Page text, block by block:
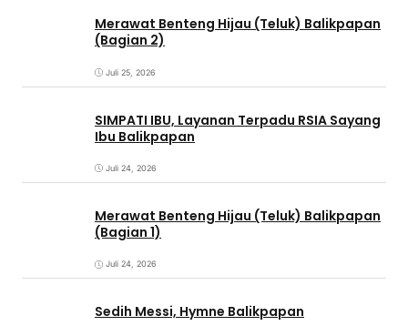
Merawat Benteng Hijau (Teluk) Balikpapan
(Bagian 2)
Juli 25, 2026
SIMPATI IBU, Layanan Terpadu RSIA Sayang
Ibu Balikpapan
Juli 24, 2026
Merawat Benteng Hijau (Teluk) Balikpapan
(Bagian 1)
Juli 24, 2026
Sedih Messi, Hymne Balikpapan